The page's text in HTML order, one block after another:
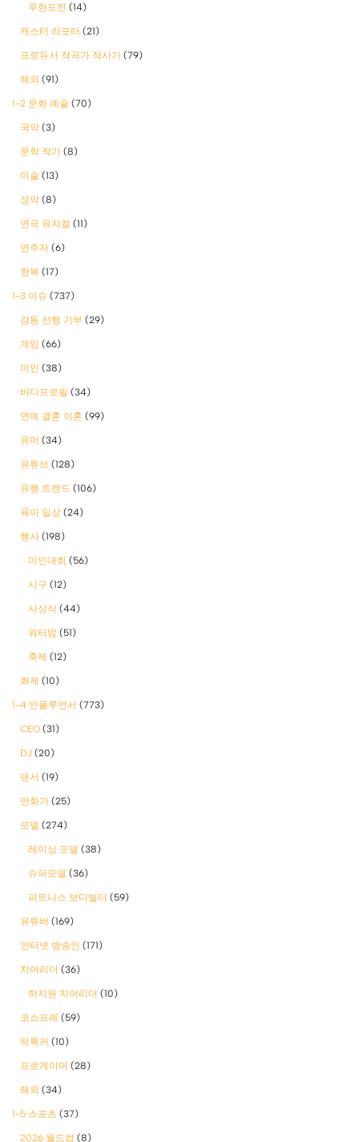
무한도전 (14)
캐스터 리포터 (21)
프로듀서 작곡가 작사가 (79)
해외 (91)
1-2 문화 예술 (70)
국악 (3)
문학 작가 (8)
미술 (13)
성악 (8)
연극 뮤지컬 (11)
연주자 (6)
한복 (17)
1-3 이슈 (737)
감동 선행 기부 (29)
게임 (66)
미인 (38)
바디프로필 (34)
연예 결혼 이혼 (99)
유머 (34)
유튜브 (128)
유행 트렌드 (106)
육아 일상 (24)
행사 (198)
미인대회 (56)
시구 (12)
시상식 (44)
워터밤 (51)
축제 (12)
화제 (10)
1-4 인플루언서 (773)
CEO (31)
DJ (20)
댄서 (19)
만화가 (25)
모델 (274)
레이싱 모델 (38)
슈퍼모델 (36)
피트니스 보디빌더 (59)
유튜버 (169)
인터넷 방송인 (171)
치어리더 (36)
하지원 치어리더 (10)
코스프레 (59)
틱톡커 (10)
프로게이머 (28)
해외 (34)
1-5 스포츠 (37)
2026 월드컵 (8)